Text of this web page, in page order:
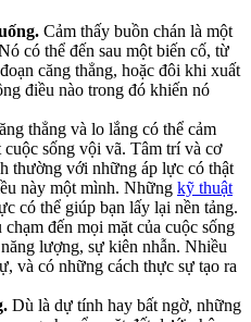
Cảm thấy buồn chán là một
có thể đến sau một biến cố, từ
căng thẳng, hoặc đôi khi xuất
điều nào trong đó khiến nó
thẳng và lo lắng có thể cảm
sống vội vã. Tâm trí và cơ
thường với những áp lực có thật
này một mình. Những kỹ thuật
có thể giúp bạn lấy lại nền tảng.
đến mọi mặt của cuộc sống
lượng, sự kiên nhẫn. Nhiều
và có những cách thực sự tạo ra
Dù là dự tính hay bất ngờ, những